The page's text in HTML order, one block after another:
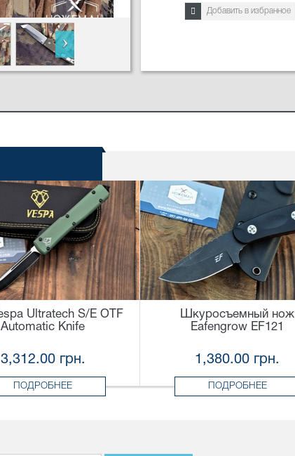
Добавить в избранное
Ultratech S/E OTF
Automatic Knife
3,312.00 грн.
ПОДРОБНЕЕ
Шкуросъемный нож
Eafengrow EF121
1,380.00 грн.
ПОДРОБНЕЕ